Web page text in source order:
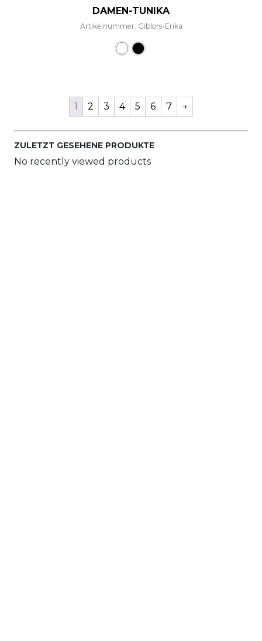
DAMEN-TUNIKA
Artikelnummer: Giblors-Erika
1 2 3 4 5 6 7 →
ZULETZT GESEHENE PRODUKTE
No recently viewed products